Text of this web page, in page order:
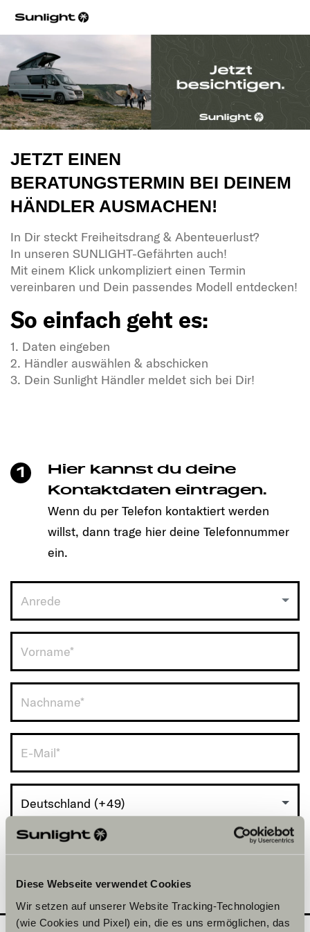
Diese Webseite verwendet Cookies
Wir setzen auf unserer Website Tracking-Technologien
(wie Cookies und Pixel) ein, die es uns ermöglichen, das
JETZT EINEN
BERATUNGSTERMIN BEI DEINEM
HÄNDLER AUSMACHEN!
In Dir steckt Freiheitsdrang & Abenteuerlust?
In unseren SUNLIGHT-Gefährten auch!
Mit einem Klick unkompliziert einen Termin
vereinbaren und Dein passendes Modell entdecken!
So einfach geht es:
1. Daten eingeben
2. Händler auswählen & abschicken
3. Dein Sunlight Händler meldet sich bei Dir!
So einfach geht es:
1. Daten eingeben
2. Händler auswählen & abschicken
3. Dein Sunlight Händler meldet sich bei Dir!
1
Hier kannst du deine
Kontaktdaten eintragen.
Wenn du per Telefon kontaktiert werden
willst, dann trage hier deine Telefonnummer
ein.
Anrede
Deutschland (+49)